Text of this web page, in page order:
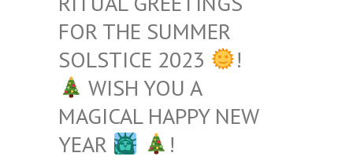
FOR THE SUMMER
SOLSTICE 2023
!
WISH YOU A
MAGICAL HAPPY NEW
YEAR
!